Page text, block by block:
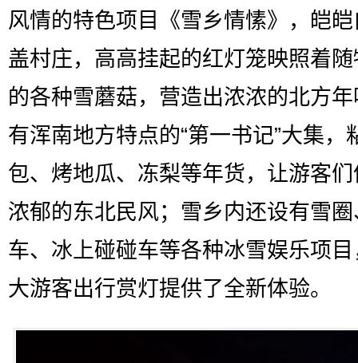
风情的特色项目《雪乡情愫》，皑
盖村庄，高高挂起的红灯笼映照着
的各种雪蘑菇，营造出浓浓的北方
有浑南地方特点的“第一书记”大集，
包、烤地瓜、冻梨等年货，让游客
浓郁的东北民风；雪乡内还设有雪
车、冰上碰碰车等各种冰雪娱乐项
大游客出行赏灯提供了全新体验。